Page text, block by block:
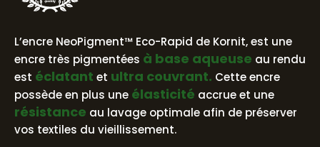
L’encre NeoPigment™ Eco-Rapid de Kornit, est une
encre très pigmentées à base aqueuse au rendu
est éclatant et ultra couvrant. Cette encre
possède en plus une élasticité accrue et une
résistance au lavage optimale afin de préserver
vos textiles du vieillissement.